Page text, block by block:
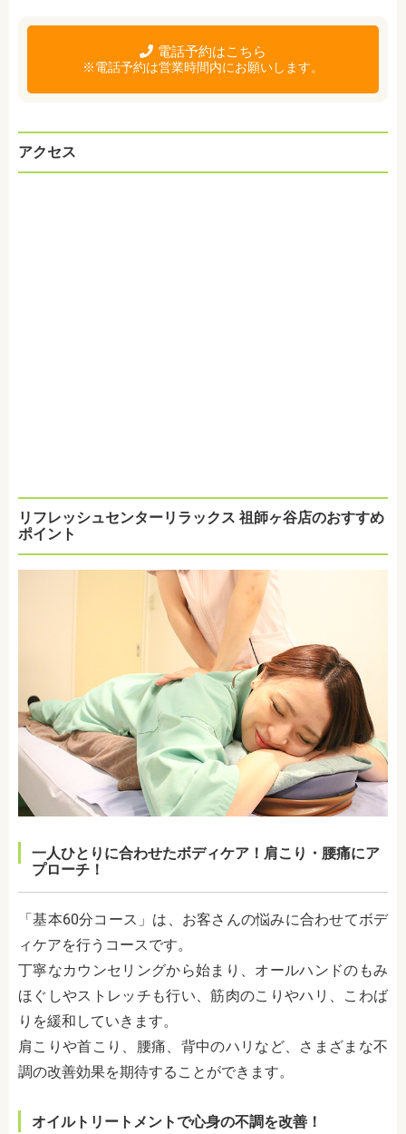
電話予約はこちら
※電話予約は営業時間内にお願いします。
アクセス
リフレッシュセンターリラックス 祖師ヶ谷店のおすすめ
ポイント
一人ひとりに合わせたボディケア！肩こり・腰痛にア
プローチ！
「基本60分コース」は、お客さんの悩みに合わせてボデ
ィケアを行うコースです。
丁寧なカウンセリングから始まり、オールハンドのもみ
ほぐしやストレッチも行い、筋肉のこりやハリ、こわば
りを緩和していきます。
肩こりや首こり、腰痛、背中のハリなど、さまざまな不
調の改善効果を期待することができます。
オイルトリートメントで心身の不調を改善！